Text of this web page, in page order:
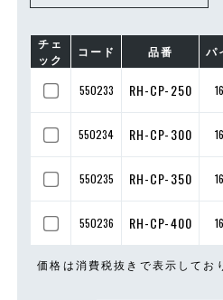
チェ
ック
コード 品番 パ
550233 RH-CP-250
550234 RH-CP-300
550235 RH-CP-350
550236 RH-CP-400
価格は消費税抜きで表示してお